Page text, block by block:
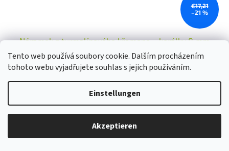
Tento web používá soubory cookie. Dalším procházením
tohoto webu vyjadřujete souhlas s jejich používáním.
Einstellungen
Akzeptieren
€17,21
–21 %
Náramek z turmalínového křemene – korálky 8 mm
€13,58